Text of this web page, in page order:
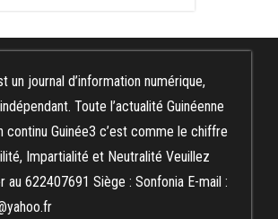
un journal d’information numérique,
Toute l’actualité Guinéenne
continu Guinée3 c’est comme le chiffre
Impartialité et Neutralité Veuillez
au 622407691 Siège : Sonfonia E-mail :